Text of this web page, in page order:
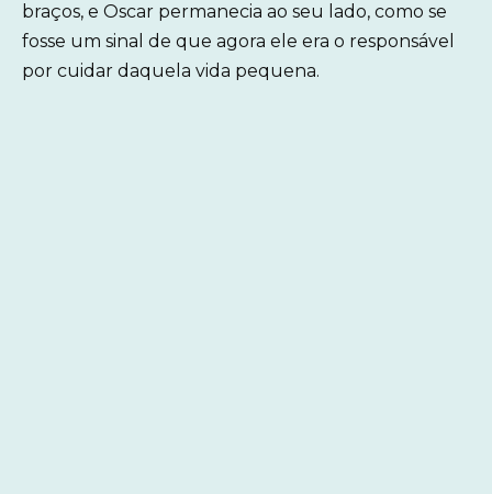
braços, e Oscar permanecia ao seu lado, como se
fosse um sinal de que agora ele era o responsável
por cuidar daquela vida pequena.